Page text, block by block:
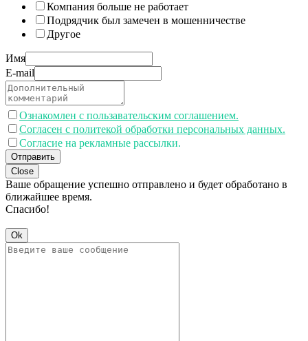
Компания больше не работает
Подрядчик был замечен в мошенничестве
Другое
Имя
E-mail
Ознакомлен с пользавательским соглашением.
Согласен с политекой обработки персональных данных.
Согласие на рекламные рассылки.
Отправить
Close
Ваше обращение успешно отправлено и будет обработано в
ближайшее время.
Спасибо!
Ok